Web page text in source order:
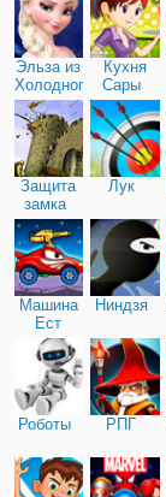
Эльза из
Холодного
сердца
Кухня
Сары
Защита
замка
Лук
Машина
Ест
Машину
Ниндзя
Роботы РПГ